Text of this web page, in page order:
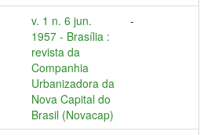
v. 1 n. 6 jun.
1957 - Brasília :
revista da
Companhia
Urbanizadora da
Nova Capital do
Brasil (Novacap)
-